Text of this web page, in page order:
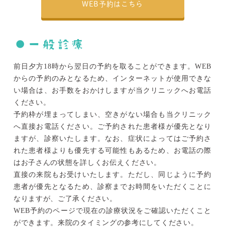
WEB予約はこちら
●一般診療
前日夕方18時から翌日の予約を取ることができます。WEB
からの予約のみとなるため、インターネットが使用できな
い場合は、お手数をおかけしますが当クリニックへお電話
ください。
予約枠が埋まってしまい、空きがない場合も当クリニック
へ直接お電話ください。ご予約された患者様が優先となり
ますが、診察いたします。なお、症状によってはご予約さ
れた患者様よりも優先する可能性もあるため、お電話の際
はお子さんの状態を詳しくお伝えください。
直接の来院もお受けいたします。ただし、同じように予約
患者が優先となるため、診察までお時間をいただくことに
なりますが、ご了承ください。
WEB予約のページで現在の診療状況をご確認いただくこと
ができます。来院のタイミングの参考にしてください。